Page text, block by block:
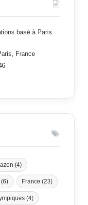
basé à Paris.
France
(4)
(6) France (23)
(4)